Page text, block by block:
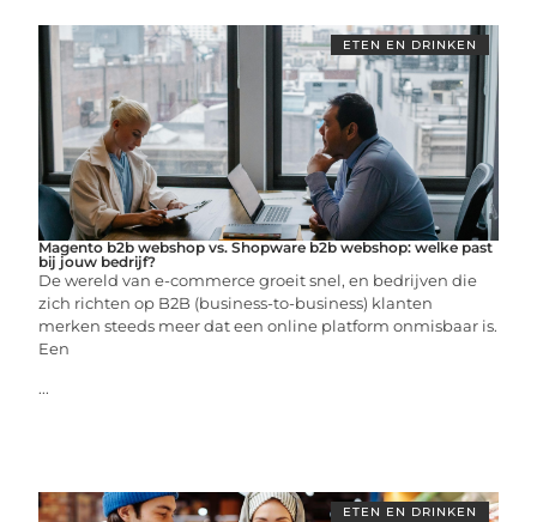
ETEN EN DRINKEN
Magento b2b webshop vs. Shopware b2b webshop: welke past
bij jouw bedrijf?
De wereld van e-commerce groeit snel, en bedrijven die
zich richten op B2B (business-to-business) klanten
merken steeds meer dat een online platform onmisbaar is.
Een
...
ETEN EN DRINKEN